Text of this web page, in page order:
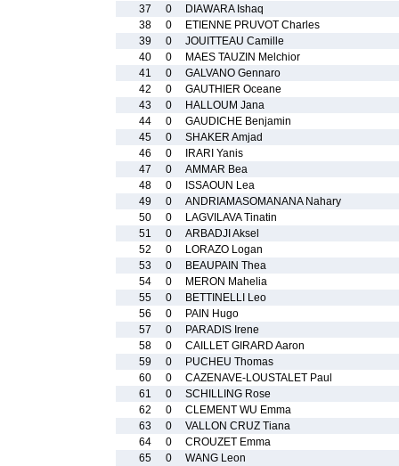
37
0
DIAWARA Ishaq
38
0
ETIENNE PRUVOT Charles
39
0
JOUITTEAU Camille
40
0
MAES TAUZIN Melchior
41
0
GALVANO Gennaro
42
0
GAUTHIER Oceane
43
0
HALLOUM Jana
44
0
GAUDICHE Benjamin
45
0
SHAKER Amjad
46
0
IRARI Yanis
47
0
AMMAR Bea
48
0
ISSAOUN Lea
49
0
ANDRIAMASOMANANA Nahary
50
0
LAGVILAVA Tinatin
51
0
ARBADJI Aksel
52
0
LORAZO Logan
53
0
BEAUPAIN Thea
54
0
MERON Mahelia
55
0
BETTINELLI Leo
56
0
PAIN Hugo
57
0
PARADIS Irene
58
0
CAILLET GIRARD Aaron
59
0
PUCHEU Thomas
60
0
CAZENAVE-LOUSTALET Paul
61
0
SCHILLING Rose
62
0
CLEMENT WU Emma
63
0
VALLON CRUZ Tiana
64
0
CROUZET Emma
65
0 WANG Leon